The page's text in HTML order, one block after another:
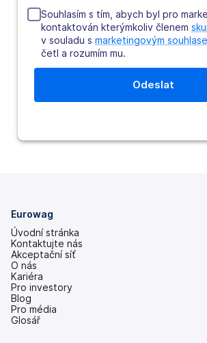
Souhlasím s tím, abych byl pro
kontaktován kterýmkoliv členem
v souladu s marketingovým
četl a rozumím mu.
Eurowag
Úvodní stránka
Kontaktujte nás
Akceptační síť
O nás
Kariéra
Pro investory
(se
v
nových
Blog
Pro média
Glosář